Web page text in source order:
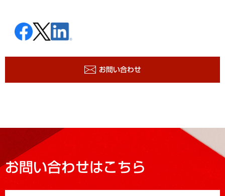
お問い合わせ
お問い合わせはこちら